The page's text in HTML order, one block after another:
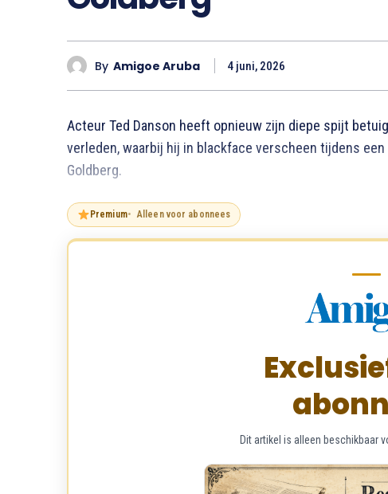
By Amigoe Aruba 4 juni, 2026
Acteur Ted Danson heeft opnieuw zijn diepe spijt
verleden, waarbij hij in blackface verscheen tijdens
Goldberg.
Premium Alleen voor abonnees
Dit artikel is alleen beschikbaar